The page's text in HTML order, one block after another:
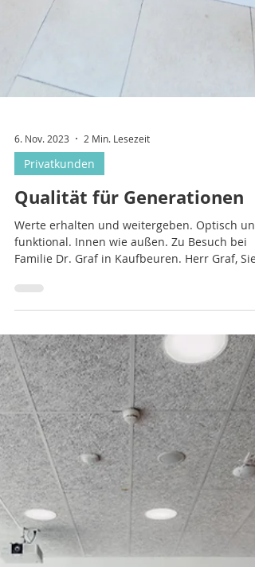
Privatkunden
Qualität für Generationen
Werte erhalten und weitergeben. Optisch und
funktional. Innen wie außen. Zu Besuch bei
Familie Dr. Graf in Kaufbeuren. Herr Graf,